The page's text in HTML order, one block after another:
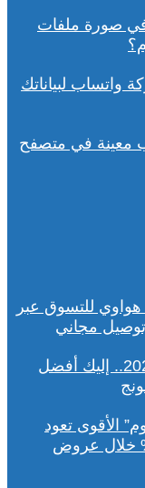
صورة ملفات
واتساب لبياناتك
معينة في متصفح
للتسوق عبر
مجاني
تخفيضات الجمعة البيضاء 2020.. إليك أفضل
الأقوى تعود
تخفيضات حتى 70% خلال عروض